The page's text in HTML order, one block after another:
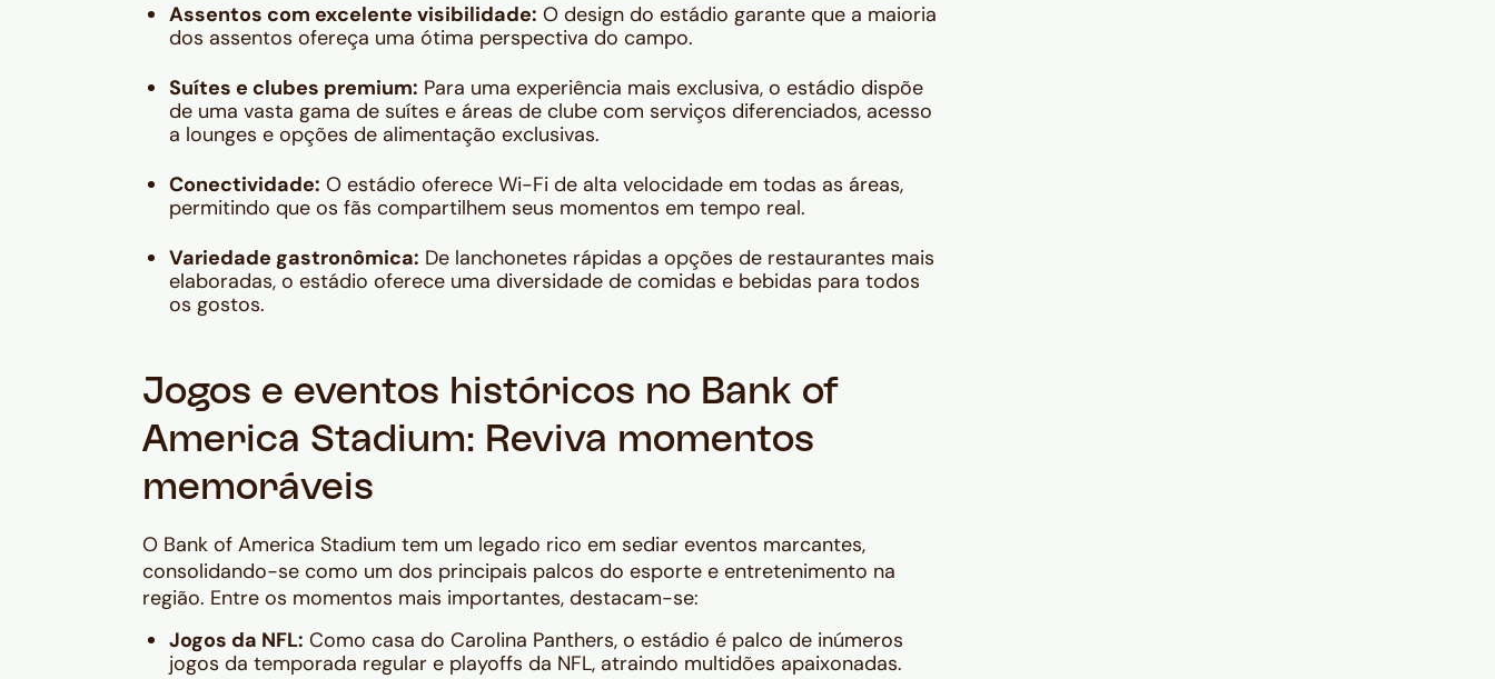
Assentos com excelente visibilidade: O design do estádio garante que a maioria
dos assentos ofereça uma ótima perspectiva do campo.
Suítes e clubes premium: Para uma experiência mais exclusiva, o estádio dispõe
de uma vasta gama de suítes e áreas de clube com serviços diferenciados, acesso
a lounges e opções de alimentação exclusivas.
Conectividade: O estádio oferece Wi-Fi de alta velocidade em todas as áreas,
permitindo que os fãs compartilhem seus momentos em tempo real.
Variedade gastronômica: De lanchonetes rápidas a opções de restaurantes mais
elaboradas, o estádio oferece uma diversidade de comidas e bebidas para todos
os gostos.
Jogos e eventos históricos no Bank of
America Stadium: Reviva momentos
memoráveis
O Bank of America Stadium tem um legado rico em sediar eventos marcantes,
consolidando-se como um dos principais palcos do esporte e entretenimento na
região. Entre os momentos mais importantes, destacam-se:
Jogos da NFL: Como casa do Carolina Panthers, o estádio é palco de inúmeros
jogos da temporada regular e playoffs da NFL, atraindo multidões apaixonadas.